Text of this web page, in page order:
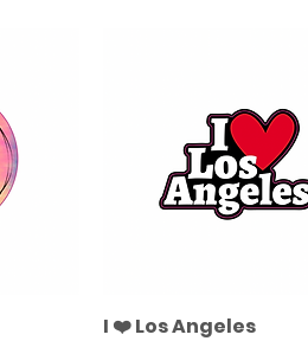
クイックビュー
I ❤️ Los Angeles